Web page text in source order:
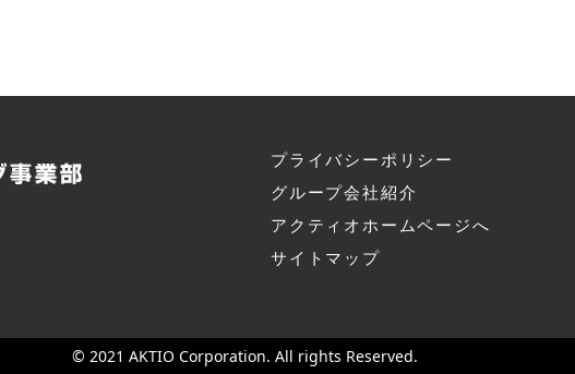
プライバシーポリシー
グループ会社紹介
アクティオホームページへ
サイトマップ
© 2021 AKTIO Corporation. All rights Reserved.